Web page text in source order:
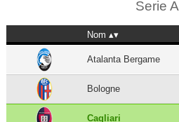
Serie A
Nom
Atalanta Bergame
Bologne
Cagliari